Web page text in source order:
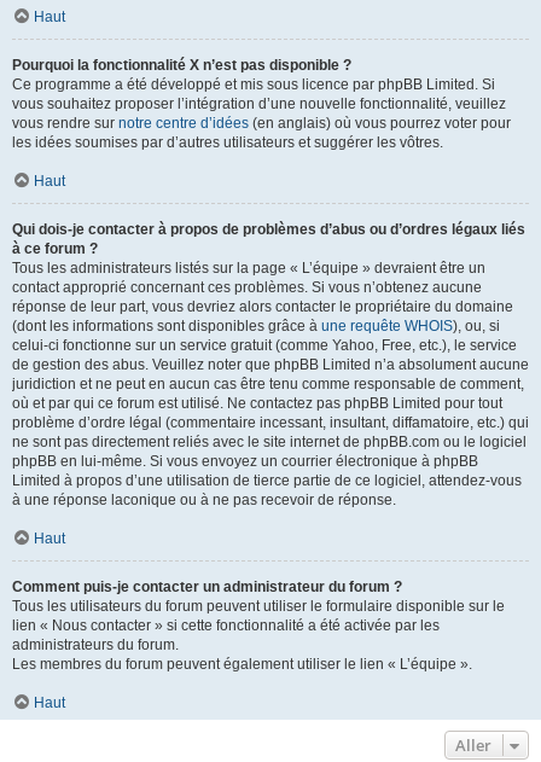
Haut
Pourquoi la fonctionnalité X n’est pas disponible ?
Ce programme a été développé et mis sous licence par phpBB Limited. Si
vous souhaitez proposer l’intégration d’une nouvelle fonctionnalité, veuillez
vous rendre sur notre centre d’idées (en anglais) où vous pourrez voter pour
les idées soumises par d’autres utilisateurs et suggérer les vôtres.
Haut
Qui dois-je contacter à propos de problèmes d’abus ou d’ordres légaux liés
à ce forum ?
Tous les administrateurs listés sur la page « L’équipe » devraient être un
contact approprié concernant ces problèmes. Si vous n’obtenez aucune
réponse de leur part, vous devriez alors contacter le propriétaire du domaine
(dont les informations sont disponibles grâce à une requête WHOIS), ou, si
celui-ci fonctionne sur un service gratuit (comme Yahoo, Free, etc.), le service
de gestion des abus. Veuillez noter que phpBB Limited n’a absolument aucune
juridiction et ne peut en aucun cas être tenu comme responsable de comment,
où et par qui ce forum est utilisé. Ne contactez pas phpBB Limited pour tout
problème d’ordre légal (commentaire incessant, insultant, diffamatoire, etc.) qui
ne sont pas directement reliés avec le site internet de phpBB.com ou le logiciel
phpBB en lui-même. Si vous envoyez un courrier électronique à phpBB
Limited à propos d’une utilisation de tierce partie de ce logiciel, attendez-vous
à une réponse laconique ou à ne pas recevoir de réponse.
Haut
Comment puis-je contacter un administrateur du forum ?
Tous les utilisateurs du forum peuvent utiliser le formulaire disponible sur le
lien « Nous contacter » si cette fonctionnalité a été activée par les
administrateurs du forum.
Les membres du forum peuvent également utiliser le lien « L’équipe ».
Haut
Aller